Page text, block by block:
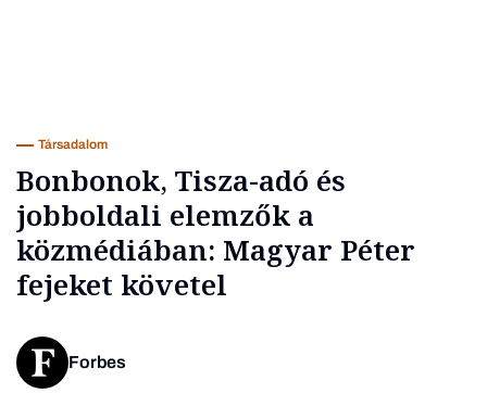
Üzlet
Társadalom
Bonbonok, Tisza-adó és
jobboldali elemzők a
közmédiában: Magyar Péter
fejeket követel
Forbes